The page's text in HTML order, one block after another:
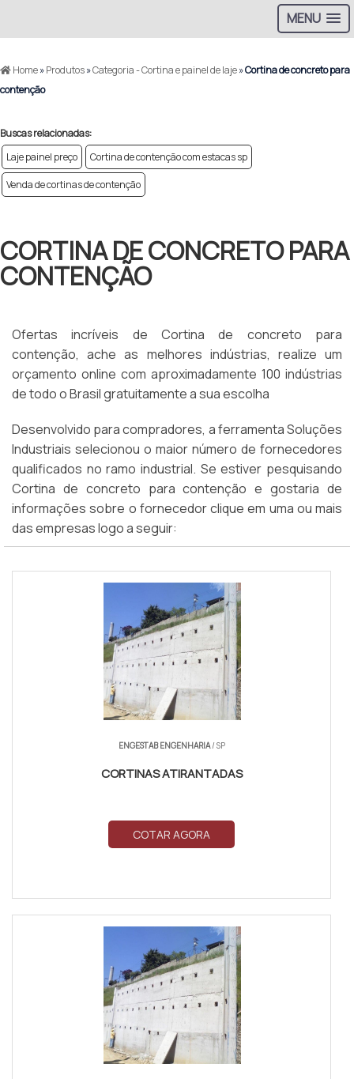
MENU
Home»Produtos»Categoria - Cortina e painel de laje»Cortina de concreto para
contenção
Buscas relacionadas:
Laje painel preço
Cortina de contenção com estacas sp
Venda de cortinas de contenção
CORTINA DE CONCRETO PARA
CONTENÇÃO
Ofertas incríveis de Cortina de concreto para
contenção, ache as melhores indústrias, realize um
orçamento online com aproximadamente 100 indústrias
de todo o Brasil gratuitamente a sua escolha
Desenvolvido para compradores, a ferramenta Soluções
Industriais selecionou o maior número de fornecedores
qualificados no ramo industrial. Se estiver pesquisando
Cortina de concreto para contenção e gostaria de
informações sobre o fornecedor clique em uma ou mais
das empresas logo a seguir:
ENGESTAB ENGENHARIA/ SP
CORTINAS ATIRANTADAS
COTAR AGORA